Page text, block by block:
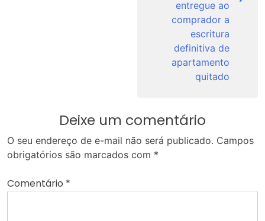
entregue ao
comprador a
escritura
definitiva de
apartamento
quitado
Deixe um comentário
O seu endereço de e-mail não será publicado. Campos
obrigatórios são marcados com *
Comentário *